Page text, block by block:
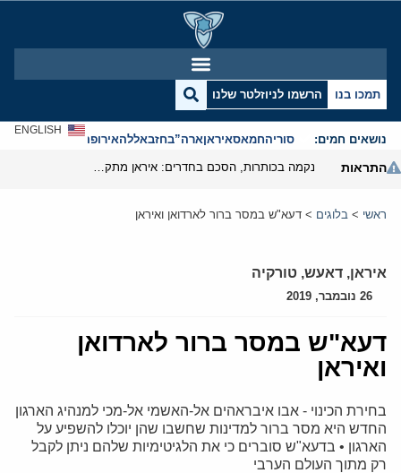
תמכו בנו הרשמו לניוזלטר שלנו
נושאים חמים: סוריהחמאסאיראןארה”בחזבאללהאירופהאנטישמיות
ENGLISH
התראות
ראשי > בלוגים > דעא"ש במסר ברור לארדואן ואיראן
איראן, דאעש, טורקיה
26 נובמבר, 2019
דעא"ש במסר ברור לארדואן
ואיראן
בחירת הכינוי - אבו איבראהים אל-האשמי אל-מכי למנהיג הארגון
החדש היא מסר ברור למדינות שחשבו שהן יוכלו להשפיע על
הארגון • בדעא"ש סוברים כי את הלגיטימיות שלהם ניתן לקבל
רק מתוך העולם הערבי